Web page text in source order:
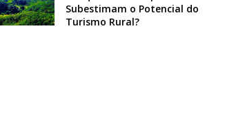
Subestimam o Potencial do
Turismo Rural?